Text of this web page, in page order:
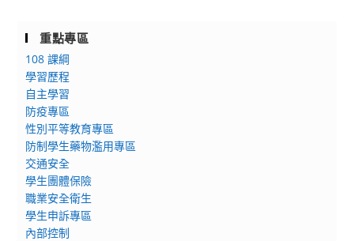
重點專區
108 課綱
學習歷程
自主學習
防疫專區
性別平等教育專區
防制學生藥物濫用專區
交通安全
學生團體保險
職業安全衛生
學生申訴專區
內部控制